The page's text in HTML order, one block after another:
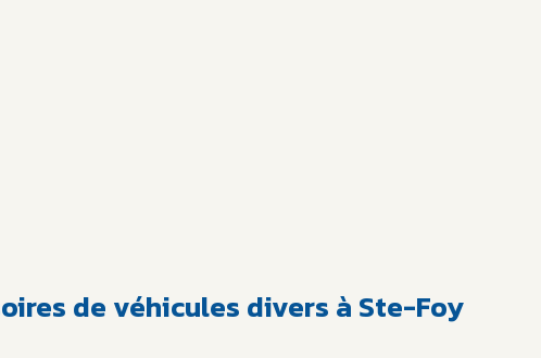
de véhicules divers à Ste-Foy